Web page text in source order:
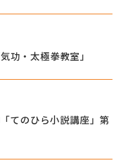
功・太極拳教室」
てのひら小説講座」第